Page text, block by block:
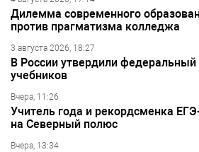
Дилемма современного
против прагматизма колледжа
3 августа 2026, 18:27
В России утвердили федеральный
учебников
Вчера, 11:26
Учитель года и рекордсменка
на Северный полюс
Вчера, 13:34